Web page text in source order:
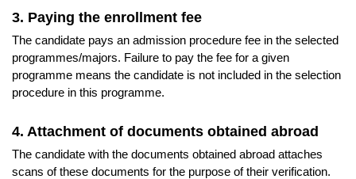
3. Paying the enrollment fee
The candidate pays an admission procedure fee in the selected
programmes/majors. Failure to pay the fee for a given
programme means the candidate is not included in the selection
procedure in this programme.
4. Attachment of documents obtained abroad
The candidate with the documents obtained abroad attaches
scans of these documents for the purpose of their verification.